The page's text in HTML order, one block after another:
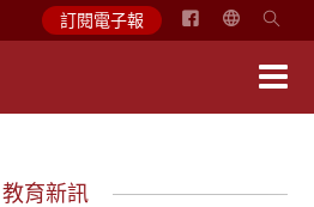
訂閱電子報
简
教育新訊